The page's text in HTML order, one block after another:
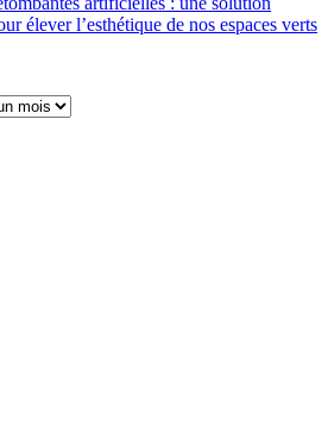
élever l’esthétique de nos espaces verts